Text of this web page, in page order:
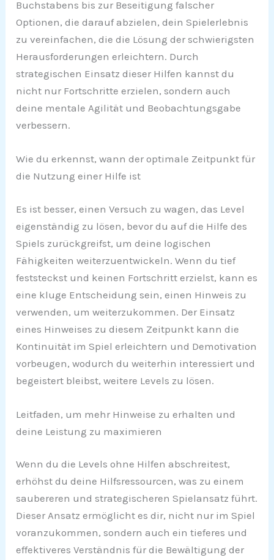
Buchstabens bis zur Beseitigung falscher
Optionen, die darauf abzielen, dein Spielerlebnis
zu vereinfachen, die die Lösung der schwierigsten
Herausforderungen erleichtern. Durch
strategischen Einsatz dieser Hilfen kannst du
nicht nur Fortschritte erzielen, sondern auch
deine mentale Agilität und Beobachtungsgabe
verbessern.
Wie du erkennst, wann der optimale Zeitpunkt für
die Nutzung einer Hilfe ist
Es ist besser, einen Versuch zu wagen, das Level
eigenständig zu lösen, bevor du auf die Hilfe des
Spiels zurückgreifst, um deine logischen
Fähigkeiten weiterzuentwickeln. Wenn du tief
feststeckst und keinen Fortschritt erzielst, kann es
eine kluge Entscheidung sein, einen Hinweis zu
verwenden, um weiterzukommen. Der Einsatz
eines Hinweises zu diesem Zeitpunkt kann die
Kontinuität im Spiel erleichtern und Demotivation
vorbeugen, wodurch du weiterhin interessiert und
begeistert bleibst, weitere Levels zu lösen.
Leitfaden, um mehr Hinweise zu erhalten und
deine Leistung zu maximieren
Wenn du die Levels ohne Hilfen abschreitest,
erhöhst du deine Hilfsressourcen, was zu einem
saubereren und strategischeren Spielansatz führt.
Dieser Ansatz ermöglicht es dir, nicht nur im Spiel
voranzukommen, sondern auch ein tieferes und
effektiveres Verständnis für die Bewältigung der